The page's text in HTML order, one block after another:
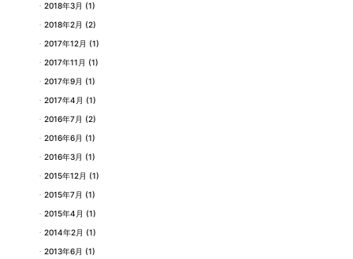
2018年3月 (1)
2018年2月 (2)
2017年12月 (1)
2017年11月 (1)
2017年9月 (1)
2017年4月 (1)
2016年7月 (2)
2016年6月 (1)
2016年3月 (1)
2015年12月 (1)
2015年7月 (1)
2015年4月 (1)
2014年2月 (1)
2013年6月 (1)